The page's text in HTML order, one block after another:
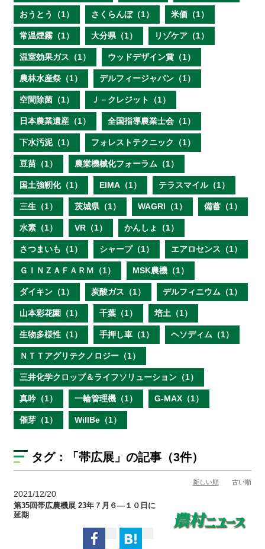
おうとう（1） さくらんぼ（1） 米価（1）
常温煙霧（1） 大分県（1） リゾケア（1）
温室効果ガス（1） ウッドデザイン賞（1）
農林水産祭（1） デルフィージャパン（1）
空間除菌（1） Ｊ－クレジット（1）
日本農業遺産（1） 全国指導農業士会（1）
下水汚泥（1） フォレストテクニック（1）
豆苗（1） 農業機械化フォーラム（1）
国土強靭化（1） EIMA（1） テラスマイル（1）
三生（1） 茨城県（1） WAGRI（1） 備蓄（1）
水素（1） VR（1） かんしょ（1）
さつまいも（1） シャープ（1） エアロセンス（1）
ＧＩＮＺＡＦＡＲＭ（1） MSK農機（1）
ダイキン（1） 炭酸ガス（1） デルフィニウム（1）
山本彩花園（1） 千葉（1） 培土（1）
生物多様性（1） 手押し車（1） ヘソディム（1）
ＮＴＴアグリテクノロジー（1）
三井化学クロップ＆ライフソリューション（1）
真吟（1） 一輪管理機（1） G-MAX（1）
催芽（1） WillBe（1）
タグ： 「帯広展」の記事（3件）
新しい順 古い順
2021/12/20
第35回帯広農機展 23年７月６―１０日に
延期